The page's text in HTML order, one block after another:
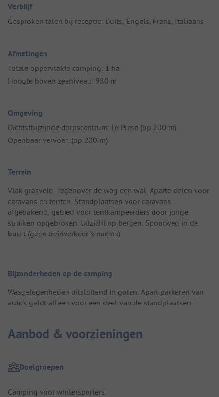
Verblijf
Gesproken talen bij receptie: Duits, Engels, Frans, Italiaans
Afmetingen
Totale oppervlakte camping: 1 ha
Hoogte boven zeeniveau: 980 m
Omgeving
Dichtstbijzijnde dorpscentrum: Le Prese (op 200 m)
Openbaar vervoer: (op 200 m)
Terrein
Vlak grasveld. Tegenover de weg een wal. Aparte delen voor
caravans en tenten. Standplaatsen voor caravans
afgebakend, gebied voor tentkampeerders door jonge
struiken opgebroken. Uitzicht op bergen. Spoorweg in de
buurt (geen treinverkeer 's nachts).
Bijzonderheden op de camping
Wasgelegenheden uitsluitend in goten. Apart parkeren van
auto's geldt alleen voor een deel van de standplaatsen.
Aanbod & voorzieningen
Doelgroepen
Camping voor wintersporters